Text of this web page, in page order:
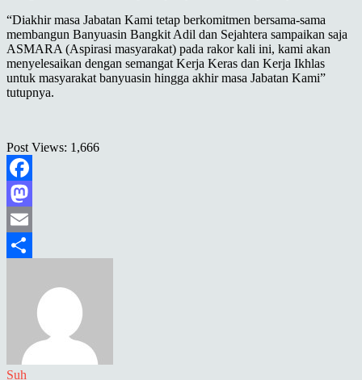
“Diakhir masa Jabatan Kami tetap berkomitmen bersama-sama
membangun Banyuasin Bangkit Adil dan Sejahtera sampaikan saja
ASMARA (Aspirasi masyarakat) pada rakor kali ini, kami akan
menyelesaikan dengan semangat Kerja Keras dan Kerja Ikhlas
untuk masyarakat banyuasin hingga akhir masa Jabatan Kami”
tutupnya.
Post Views: 1,666
Facebook
Mastodon
Email
Suh